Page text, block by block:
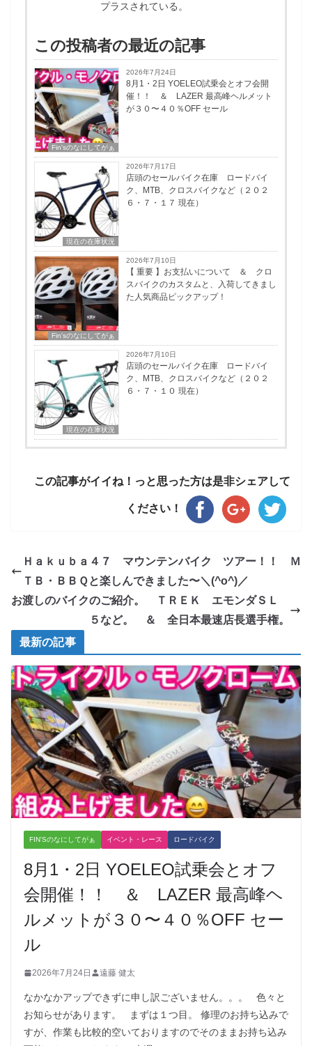
プラスされている。
この投稿者の最近の記事
Fin'sのなにしてがぁ
2026年7月24日
8月1・2日 YOELEO試乗会とオフ会開
催！！ ＆ LAZER 最高峰ヘルメット
が３０〜４０％OFF セール
現在の在庫状況
2026年7月17日
店頭のセールバイク在庫 ロードバイ
ク、MTB、クロスバイクなど（２０２
６・７・１７ 現在）
Fin'sのなにしてがぁ
2026年7月10日
【 重要 】お支払いについて ＆ クロ
スバイクのカスタムと、入荷してきまし
た人気商品ピックアップ！
現在の在庫状況
2026年7月10日
店頭のセールバイク在庫 ロードバイ
ク、MTB、クロスバイクなど（２０２
６・７・１０ 現在）
この記事がイイね！っと思った方は是非シェアして
ください！
Ｈａｋｕｂａ４７ マウンテンバイク ツアー！！ Ｍ
ＴＢ・ＢＢＱと楽しんできました〜＼(^o^)／
お渡しのバイクのご紹介。 ＴＲＥＫ エモンダＳＬ
５など。 ＆ 全日本最速店長選手権。
最新の記事
FIN'Sのなにしてがぁ イベント・レース ロードバイク
8月1・2日 YOELEO試乗会とオフ
会開催！！ ＆ LAZER 最高峰ヘ
ルメットが３０〜４０％OFF セー
ル
2026年7月24日 遠藤 健太
なかなかアップできずに申し訳ございません。。。 色々と
お知らせがあります。 まずは１つ目。 修理のお持ち込みで
すが、作業も比較的空いておりますのでそのままお持ち込み